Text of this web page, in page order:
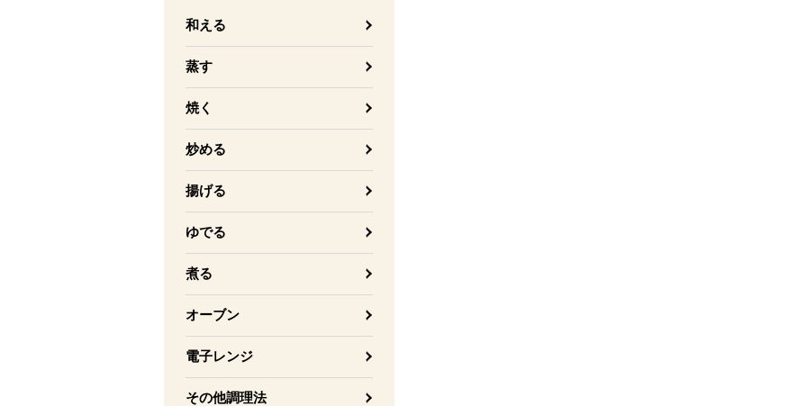
和える
蒸す
焼く
炒める
揚げる
ゆでる
煮る
オーブン
電子レンジ
その他調理法